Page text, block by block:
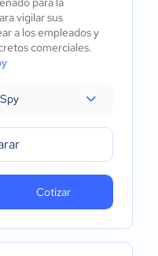
vigilar sus
a los empleados y
comerciales.
Cotizar